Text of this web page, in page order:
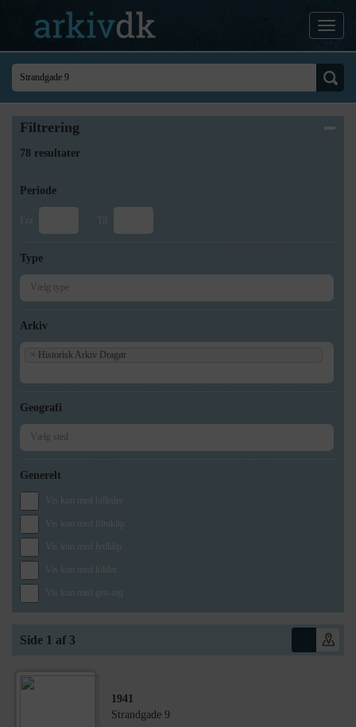
Filtrering
78 resultater
Periode
Fra Til
Type
Arkiv
× Historisk Arkiv Dragør
Geografi
Generelt
Vis kun med billeder
Vis kun med filmklip
Vis kun med lydklip
Vis kun med kilder
Vis kun med geo-tag
Side 1 af 3
1941
Strandgade 9